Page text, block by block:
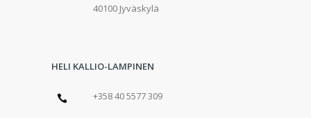
40100 Jyväskylä
HELI KALLIO-LAMPINEN
+358 40 5577 309